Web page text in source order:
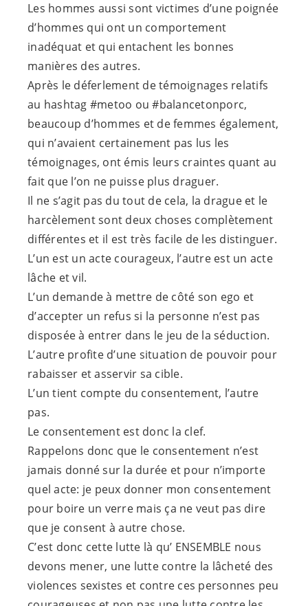
Les hommes aussi sont victimes d’une poignée
d’hommes qui ont un comportement
inadéquat et qui entachent les bonnes
manières des autres.
Après le déferlement de témoignages relatifs
au hashtag #metoo ou #balancetonporc,
beaucoup d’hommes et de femmes également,
qui n’avaient certainement pas lus les
témoignages, ont émis leurs craintes quant au
fait que l’on ne puisse plus draguer.
Il ne s’agit pas du tout de cela, la drague et le
harcèlement sont deux choses complètement
différentes et il est très facile de les distinguer.
L’un est un acte courageux, l’autre est un acte
lâche et vil.
L’un demande à mettre de côté son ego et
d’accepter un refus si la personne n’est pas
disposée à entrer dans le jeu de la séduction.
L’autre profite d’une situation de pouvoir pour
rabaisser et asservir sa cible.
L’un tient compte du consentement, l’autre
pas.
Le consentement est donc la clef.
Rappelons donc que le consentement n’est
jamais donné sur la durée et pour n’importe
quel acte: je peux donner mon consentement
pour boire un verre mais ça ne veut pas dire
que je consent à autre chose.
C’est donc cette lutte là qu’ ENSEMBLE nous
devons mener, une lutte contre la lâcheté des
violences sexistes et contre ces personnes peu